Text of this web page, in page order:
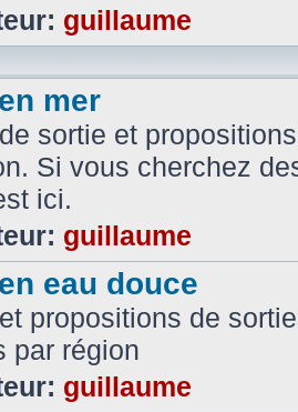
guillaume
mer
sortie et
Si vous cherchez
ici.
guillaume
eau douce
propositions de
par région
guillaume